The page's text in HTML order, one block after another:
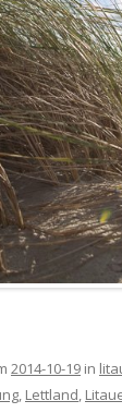
2014-10-19 in
, Lettland,